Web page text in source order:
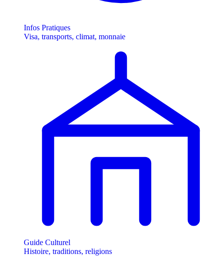
Infos Pratiques
Visa, transports, climat, monnaie
Guide Culturel
Histoire, traditions, religions